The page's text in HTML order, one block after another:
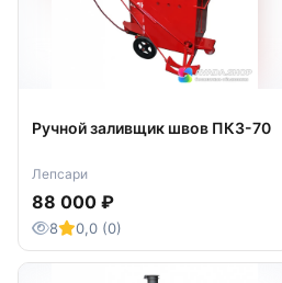
Ручной заливщик швов ПКЗ-70
Лепсари
88 000 ₽
8 0,0 (0)